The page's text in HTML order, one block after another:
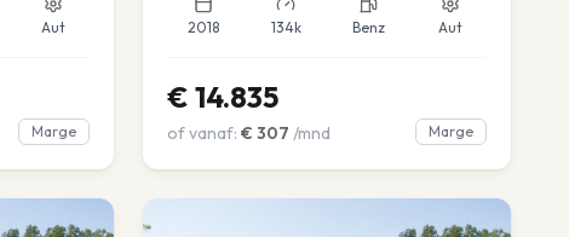
Aut
Marge
2018 134k Benz Aut
€ 14.835
of vanaf: € 307 /mnd Marge